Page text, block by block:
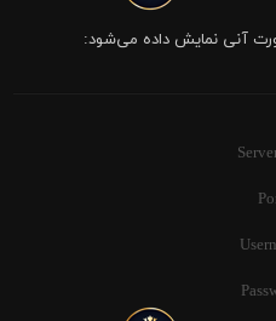
آنی نمایش داده می‌شود: